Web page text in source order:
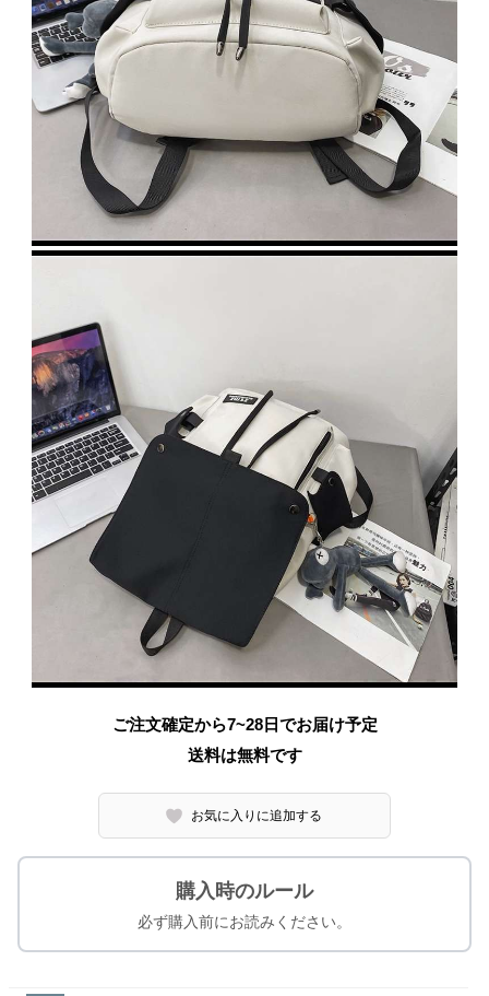
ご注文確定から7~28日でお届け予定
送料は無料です
お気に入りに追加する
購入時のルール
必ず購入前にお読みください。